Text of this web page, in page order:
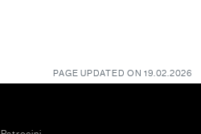
PAGE UPDATED ON 19.02.2026